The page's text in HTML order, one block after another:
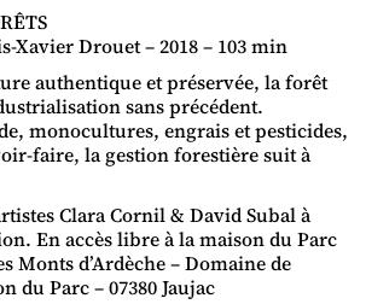
Xavier Drouet – 2018 – 103 min
authentique et préservée, la forêt
sans précédent.
monocultures, engrais et pesticides,
faire, la gestion forestière suit à
Clara Cornil & David Subal à
En accès libre à la maison du Parc
Monts d’Ardèche – Domaine de
du Parc – 07380 Jaujac